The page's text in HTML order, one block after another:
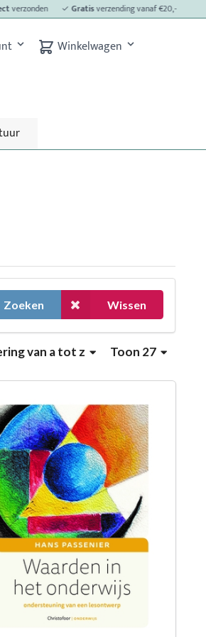
verzonden Gratisverzending vanaf €20,-
Winkelwagen
Zoeken Wissen
Toon 27
van a tot z